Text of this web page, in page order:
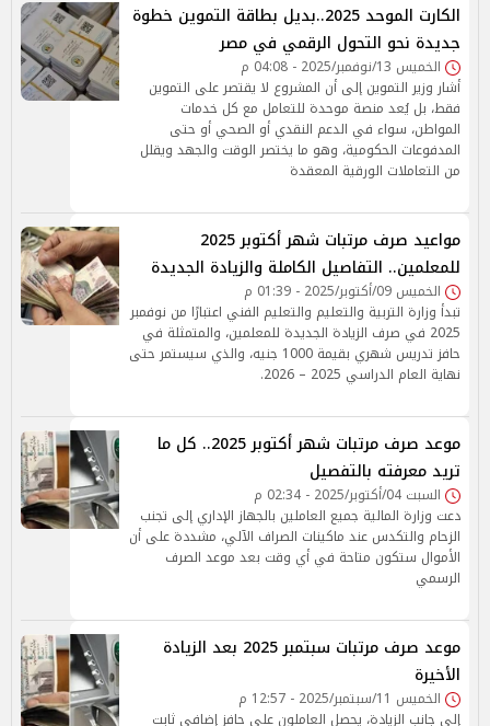
الكارت الموحد 2025..بديل بطاقة التموين خطوة
جديدة نحو التحول الرقمي في مصر
الخميس 13/نوفمبر/2025 - 04:08 م
أشار وزير التموين إلى أن المشروع لا يقتصر على التموين
فقط، بل يُعد منصة موحدة للتعامل مع كل خدمات
المواطن، سواء في الدعم النقدي أو الصحي أو حتى
المدفوعات الحكومية، وهو ما يختصر الوقت والجهد ويقلل
من التعاملات الورقية المعقدة
مواعيد صرف مرتبات شهر أكتوبر 2025
للمعلمين.. التفاصيل الكاملة والزيادة الجديدة
الخميس 09/أكتوبر/2025 - 01:39 م
تبدأ وزارة التربية والتعليم والتعليم الفني اعتبارًا من نوفمبر
2025 في صرف الزيادة الجديدة للمعلمين، والمتمثلة في
حافز تدريس شهري بقيمة 1000 جنيه، والذي سيستمر حتى
نهاية العام الدراسي 2025 – 2026.
موعد صرف مرتبات شهر أكتوبر 2025.. كل ما
تريد معرفته بالتفصيل
السبت 04/أكتوبر/2025 - 02:34 م
دعت وزارة المالية جميع العاملين بالجهاز الإداري إلى تجنب
الزحام والتكدس عند ماكينات الصراف الآلي، مشددة على أن
الأموال ستكون متاحة في أي وقت بعد موعد الصرف
الرسمي
موعد صرف مرتبات سبتمبر 2025 بعد الزيادة
الأخيرة
الخميس 11/سبتمبر/2025 - 12:57 م
إلى جانب الزيادة، يحصل العاملون على حافز إضافي ثابت